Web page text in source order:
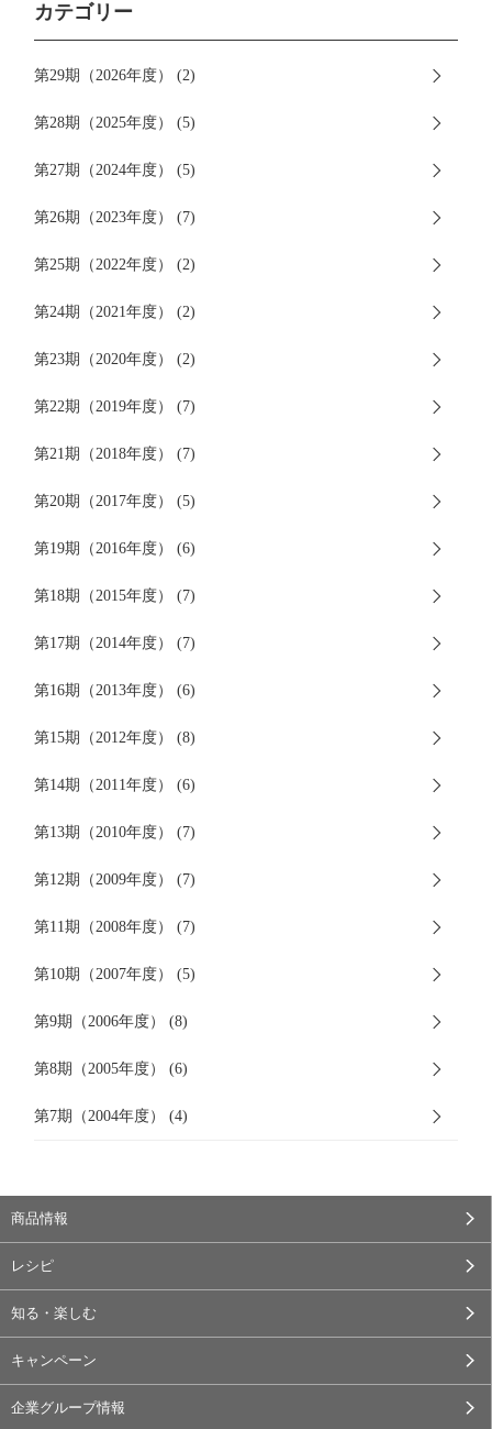
カテゴリー
第29期（2026年度） (2)
第28期（2025年度） (5)
第27期（2024年度） (5)
第26期（2023年度） (7)
第25期（2022年度） (2)
第24期（2021年度） (2)
第23期（2020年度） (2)
第22期（2019年度） (7)
第21期（2018年度） (7)
第20期（2017年度） (5)
第19期（2016年度） (6)
第18期（2015年度） (7)
第17期（2014年度） (7)
第16期（2013年度） (6)
第15期（2012年度） (8)
第14期（2011年度） (6)
第13期（2010年度） (7)
第12期（2009年度） (7)
第11期（2008年度） (7)
第10期（2007年度） (5)
第9期（2006年度） (8)
第8期（2005年度） (6)
第7期（2004年度） (4)
商品情報
レシピ
知る・楽しむ
キャンペーン
企業グループ情報